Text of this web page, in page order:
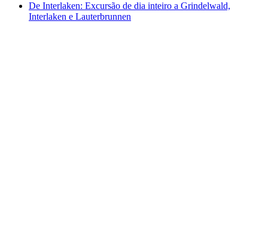
De Interlaken: Excursão de dia inteiro a Grindelwald,
Interlaken e Lauterbrunnen